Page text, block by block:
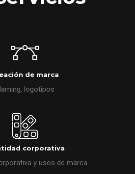
de marca
logotipos
corporativa
y usos de marca